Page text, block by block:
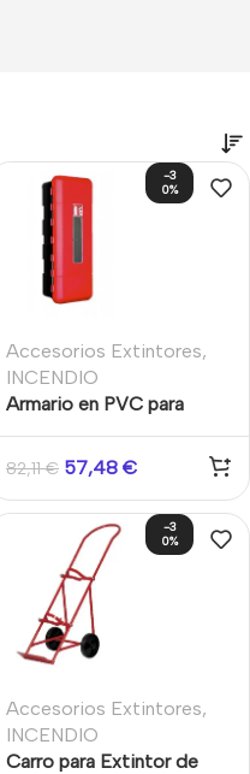
-3
0%
Accesorios Extintores,
INCENDIO
Armario en PVC para
extintor de polvo de 6kg
82,11€ 57,48 €
-3
0%
Accesorios Extintores,
INCENDIO
Carro para Extintor de